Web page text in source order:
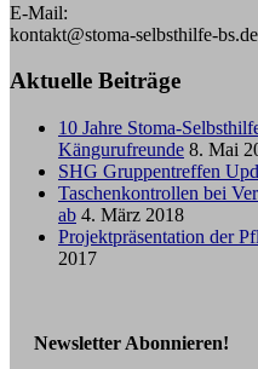
E-Mail:
kontakt@stoma-selbsthilfe-
Aktuelle Beiträge
10 Jahre Stoma-
Kängurufreunde 8. Mai
SHG Gruppentreffen
Taschenkontrollen bei
ab 4. März 2018
Projektpräsentation der
2017
Newsletter Abonnieren!